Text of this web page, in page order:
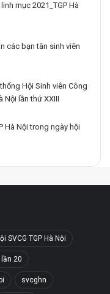
mục 2021_TGP Hà
các bạn tân sinh viên
Hội Sinh viên Công
Nội lần thứ XXIII
Hà Nội trong ngày hội
SVCG TGP Hà Nội
lần 20
svcghn